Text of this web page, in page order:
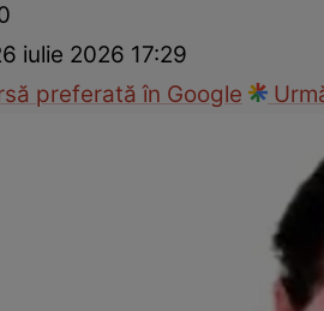
iulie 2026 17:29
preferată în Google